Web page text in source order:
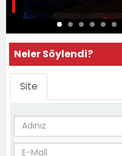
Neler Söylendi?
Site